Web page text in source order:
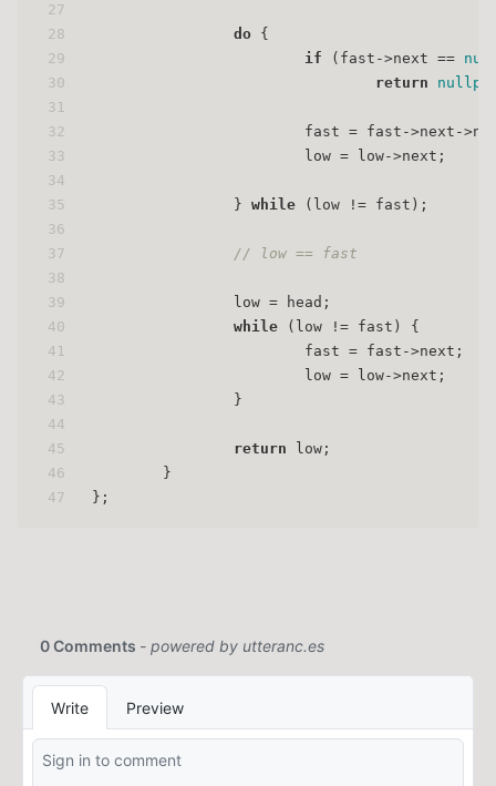
27
28
29
30
31
32
33
34
35
36
37
38
39
40
41
42
43
44
45
46
47
do {
if (fast->next ==
return
fast = fast->next-
                        low = low->next;
                }
while (low != fast);
// low == fast
                low = head;
while (low != fast) {
                        fast = fast->next;
                        low = low->next;
                }
return low;
        }
};